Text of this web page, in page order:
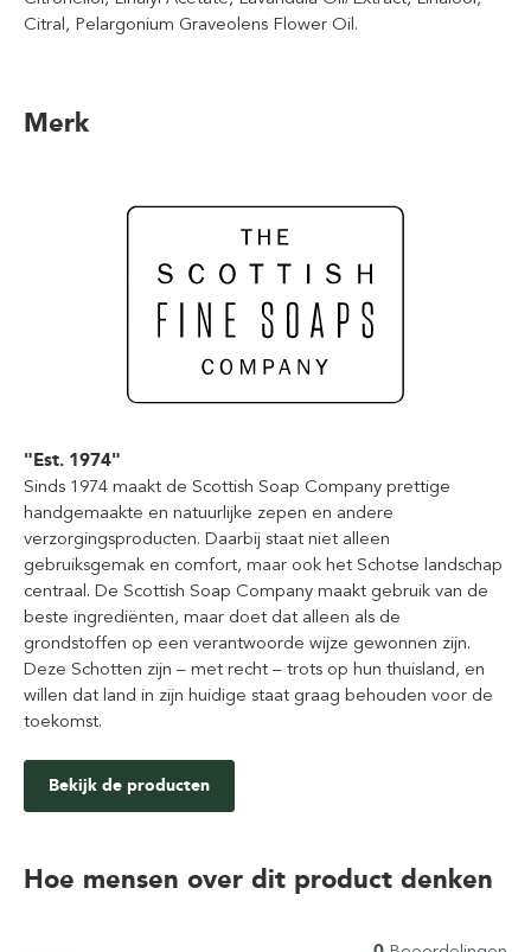
Citral, Pelargonium Graveolens Flower Oil.
Merk
"Est. 1974"
Sinds 1974 maakt de Scottish Soap Company prettige
handgemaakte en natuurlijke zepen en andere
verzorgingsproducten. Daarbij staat niet alleen
gebruiksgemak en comfort, maar ook het Schotse landschap
centraal. De Scottish Soap Company maakt gebruik van de
beste ingrediënten, maar doet dat alleen als de
grondstoffen op een verantwoorde wijze gewonnen zijn.
Deze Schotten zijn – met recht – trots op hun thuisland, en
willen dat land in zijn huidige staat graag behouden voor de
toekomst.
Bekijk de producten
Hoe mensen over dit product denken